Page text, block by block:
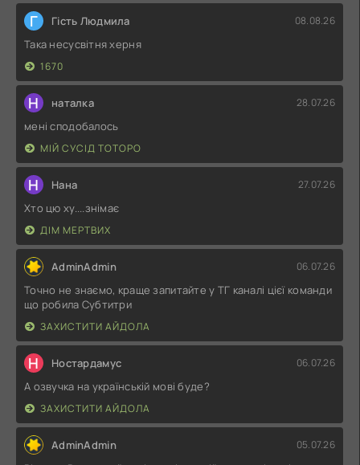
Г Гість Людмила 08.08.26
Така несусвітня херня
1670
Н наталка 28.07.26
мені сподобалось
МІЙ СУСІД ТОТОРО
Н Нана 27.07.26
Хто цю ху....знімає
ДІМ МЕРТВИХ
AdminAdmin 06.07.26
Точно не знаємо, краще запитайте у ТГ каналі цієї команди
що робила Субтитри
ЗАХИСТИТИ АЙДОЛА
Н Ностардамус 06.07.26
А озвучка на українській мові буде?
ЗАХИСТИТИ АЙДОЛА
AdminAdmin 05.07.26